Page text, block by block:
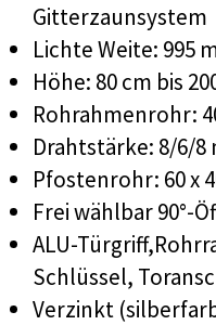
Gitterzaunsystem
Lichte Weite: 995
Höhe: 80 cm bis
Rohrahmenrohr:
Drahtstärke: 8/6/8
Pfostenrohr: 60 x
Frei wählbar 90°-
ALU-
Schlüssel,
Verzinkt